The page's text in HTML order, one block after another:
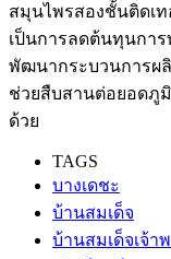
สมุนไพรสองชั้นติดเ
เป็นการลดต้นทุนกา
พัฒนากระบวนการผ
ช่วยสืบสานต่อยอดภู
ด้วย
TAGS
บางเดชะ
บ้านสมเด็จ
บ้านสมเด็จเจ้า